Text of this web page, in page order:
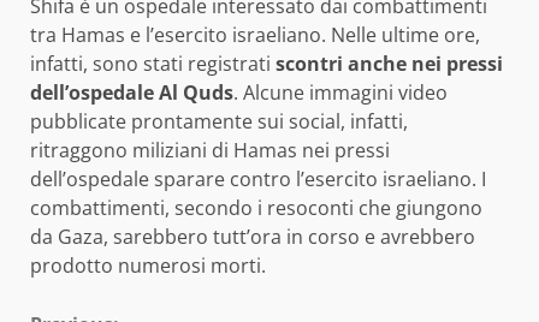
Shifa è un ospedale interessato dai combattimenti
tra Hamas e l’esercito israeliano. Nelle ultime ore,
infatti, sono stati registrati scontri anche nei pressi
dell’ospedale Al Quds. Alcune immagini video
pubblicate prontamente sui social, infatti,
ritraggono miliziani di Hamas nei pressi
dell’ospedale sparare contro l’esercito israeliano. I
combattimenti, secondo i resoconti che giungono
da Gaza, sarebbero tutt’ora in corso e avrebbero
prodotto numerosi morti.